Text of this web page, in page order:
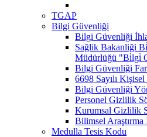
TGAP
Bilgi Güvenliği
Bilgi Güvenliği
Sağlik Bakanliği
Müdürlüğü "Bi̇lgi̇
Bilgi Güvenliği
6698 Sayılı
Bilgi Güvenliği
Personel Gizlilik
Kurumsal Gizlilik
Bilimsel Araştırma
Medulla Tesis Kodu